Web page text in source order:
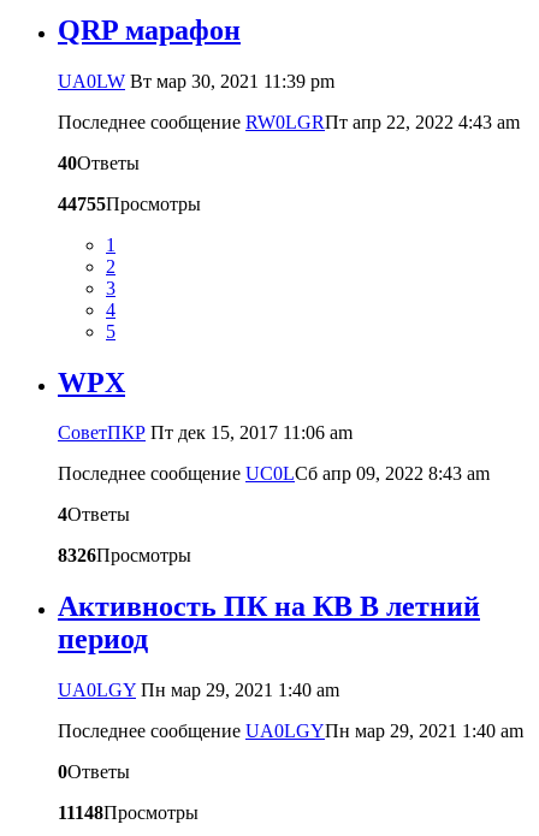
QRP марафон
UA0LW Вт мар 30, 2021 11:39 pm
Последнее сообщение RW0LGRПт апр 22, 2022 4:43 am
40Ответы
44755Просмотры
1
2
3
4
5
WPX
CоветПКР Пт дек 15, 2017 11:06 am
Последнее сообщение UC0LСб апр 09, 2022 8:43 am
4Ответы
8326Просмотры
Активность ПК на КВ В летний
период
UA0LGY Пн мар 29, 2021 1:40 am
Последнее сообщение UA0LGYПн мар 29, 2021 1:40 am
0Ответы
11148Просмотры